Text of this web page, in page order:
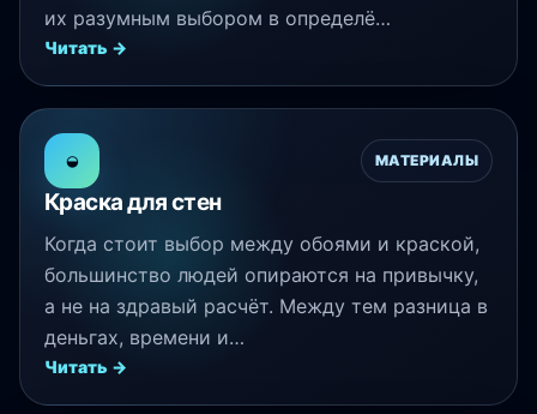
их разумным выбором в определё…
Читать →
◒ МАТЕРИАЛЫ
Краска для стен
Когда стоит выбор между обоями и краской,
большинство людей опираются на привычку,
а не на здравый расчёт. Между тем разница в
деньгах, времени и…
Читать →